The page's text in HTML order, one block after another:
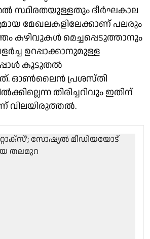
സ്ഥിരതയുള്ളതും ദീർഘകാല
മേഖലകളിലേക്കാണ് പലരും
കഴിവുകൾ മെച്ചപ്പെടുത്താനും
ഉറപ്പാക്കാനുമുള്ള
കൂടുതൽ
ഓൺലൈൻ പ്രശസ്തി
തിരിച്ചറിവും ഇതിന്
വിലയിരുത്തൽ.